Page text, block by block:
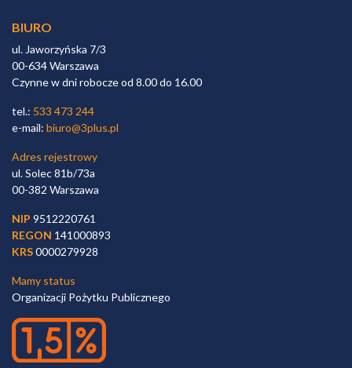
BIURO
ul. Jaworzyńska 7/3
00-634 Warszawa
Czynne w dni robocze od 8.00 do 16.00
tel.: 533 473 244
e-mail: biuro@3plus.pl
Adres rejestrowy
ul. Solec 81b/73a
00-382 Warszawa
NIP 9512220761
REGON 141000893
KRS0000279928
Mamy status
Organizacji Pożytku Publicznego